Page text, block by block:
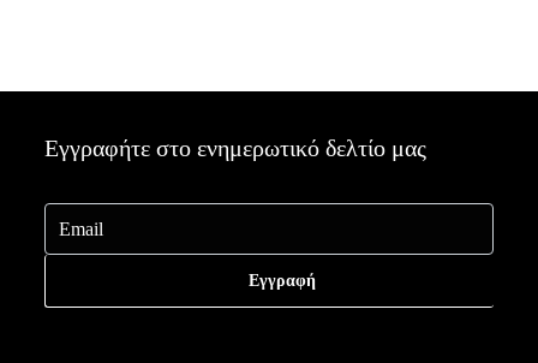
Εγγραφήτε στο ενημερωτικό δελτίο μας
Εγγραφή